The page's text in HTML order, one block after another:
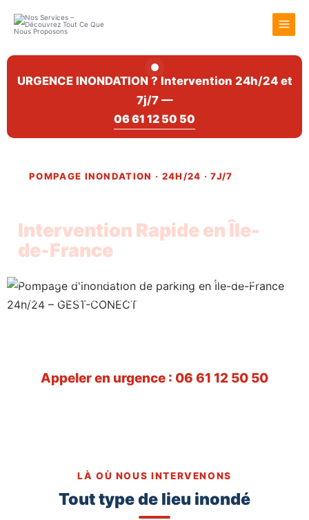
contenu
URGENCE INONDATION ? Intervention 24h/24 et
7j/7 —
06 61 12 50 50
POMPAGE INONDATION · 24H/24 · 7J/7
Intervention Rapide en Île-
de-France
Parking, sous-sol, cave, chaufferie ou maison
inondés ? GEST-CONECT intervient 24h/24 et
Appeler en urgence : 06 61 12 50 50
LÀ OÙ NOUS INTERVENONS
Tout type de lieu inondé